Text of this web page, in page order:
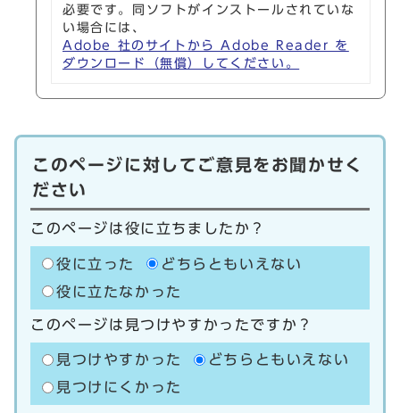
必要です。同ソフトがインストールされていな
い場合には、
Adobe 社のサイトから Adobe Reader を
ダウンロード（無償）してください。
このページに対してご意見をお聞かせく
ださい
このページは役に立ちましたか？
役に立った
どちらともいえない
役に立たなかった
このページは見つけやすかったですか？
見つけやすかった
どちらともいえない
見つけにくかった